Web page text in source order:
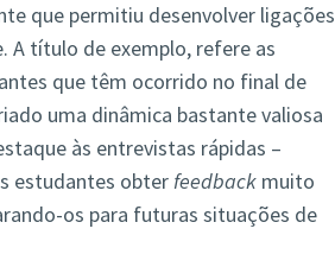
que permitiu desenvolver ligações
A título de exemplo, refere as
que têm ocorrido no final de
uma dinâmica bastante valiosa
às entrevistas rápidas –
estudantes obter feedbackmuito
os para futuras situações de